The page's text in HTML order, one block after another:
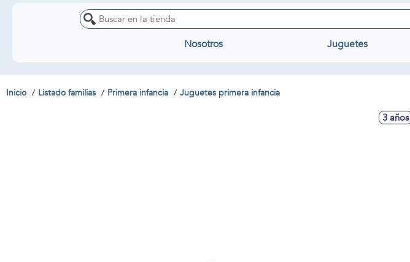
Nosotros Juguetes
Inicio Listado familias Primera infancia Juguetes primera infancia
3 años